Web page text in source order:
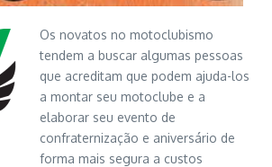
Os novatos no motoclubismo
tendem a buscar algumas pessoas
que acreditam que podem ajuda-los
a montar seu motoclube e a
elaborar seu evento de
confraternização e aniversário de
forma mais segura a custos